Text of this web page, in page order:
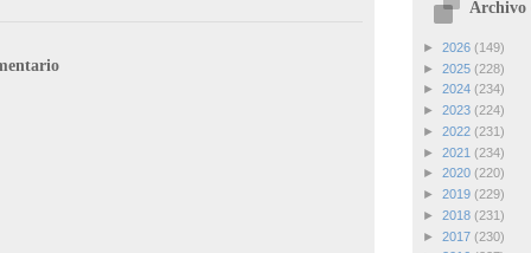
Archivo
► 2026 (149)
► 2025 (228)
► 2024 (234)
► 2023 (224)
► 2022 (231)
► 2021 (234)
► 2020 (220)
► 2019 (229)
► 2018 (231)
► 2017 (230)